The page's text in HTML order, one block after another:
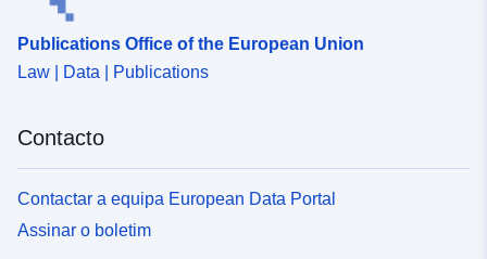
Publications Office of the European Union
Law | Data | Publications
Contacto
Contactar a equipa European Data Portal
Assinar o boletim